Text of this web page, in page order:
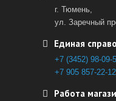
г. Тюмень,
ул. Заречный
Единая
+7 (3452) 98-09-
+7 905 857-22-12
Работа